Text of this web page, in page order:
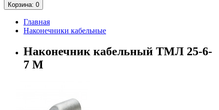
Корзина: 0
Главная
Наконечники кабельные
Наконечник кабельный ТМЛ 25-6-
7 М